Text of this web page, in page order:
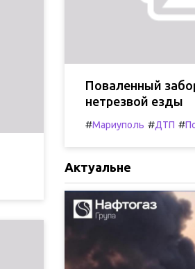
Поваленный
нетрезвой езды
#Мариуполь #ДТП #
Актуальне